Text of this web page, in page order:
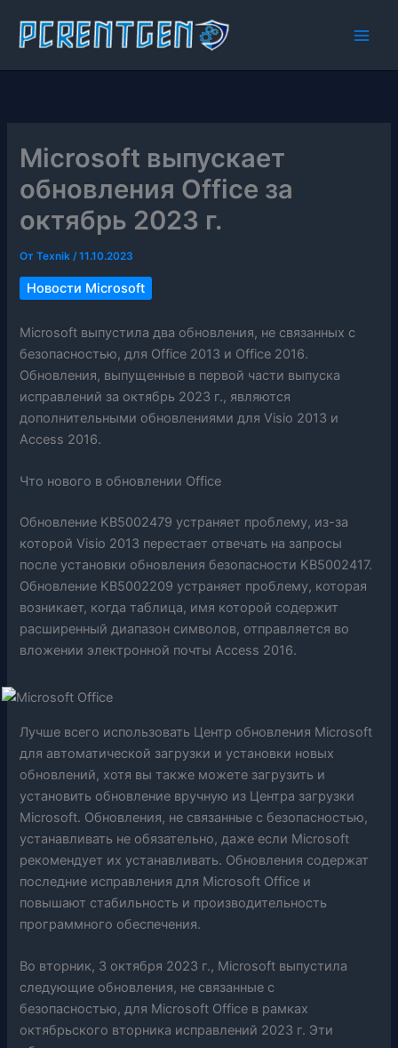
содержимому
Microsoft выпускает
обновления Office за
октябрь 2023 г.
ОтTexnik/11.10.2023
Новости Microsoft
Microsoft выпустила два обновления, не связанных с
безопасностью, для Office 2013 и Office 2016.
Обновления, выпущенные в первой части выпуска
исправлений за октябрь 2023 г., являются
дополнительными обновлениями для Visio 2013 и
Access 2016.
Что нового в обновлении Office
Обновление KB5002479 устраняет проблему, из-за
которой Visio 2013 перестает отвечать на запросы
после установки обновления безопасности KB5002417.
Обновление KB5002209 устраняет проблему, которая
возникает, когда таблица, имя которой содержит
расширенный диапазон символов, отправляется во
вложении электронной почты Access 2016.
Лучше всего использовать Центр обновления Microsoft
для автоматической загрузки и установки новых
обновлений, хотя вы также можете загрузить и
установить обновление вручную из Центра загрузки
Microsoft. Обновления, не связанные с безопасностью,
устанавливать не обязательно, даже если Microsoft
рекомендует их устанавливать. Обновления содержат
последние исправления для Microsoft Office и
повышают стабильность и производительность
программного обеспечения.
Во вторник, 3 октября 2023 г., Microsoft выпустила
следующие обновления, не связанные с
безопасностью, для Microsoft Office в рамках
октябрьского вторника исправлений 2023 г. Эти